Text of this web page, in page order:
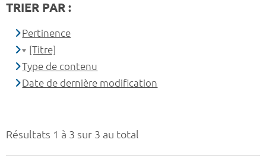
Résultats 1 à 3 sur 3 au total
TRIER PAR :
Pertinence
[Titre]
Type de contenu
Date de dernière modification